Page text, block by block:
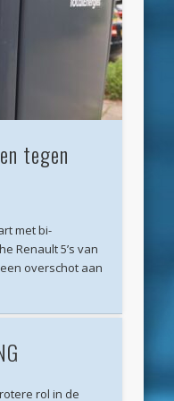
tegen
met bi-
Renault 5’s van
overschot aan
rol in de